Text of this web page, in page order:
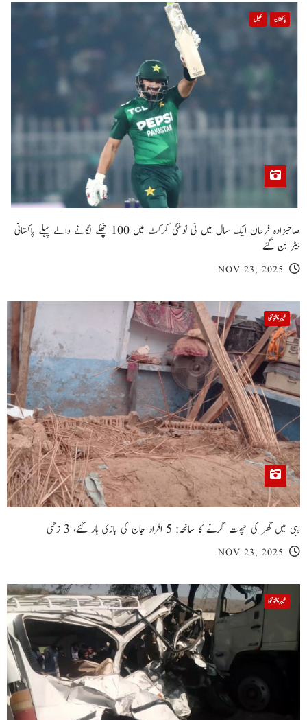
پاکستان کھیل
صاحبزادہ فرحان ایک سال میں ٹی ٹوئنٹی کرکٹ میں 100 چھکے لگانے والے پہلے پاکستانی
بیٹر بن گئے
NOV 23, 2025
خیبر پختونخوا
پبی میں گھر کی چھت گرنے کا سانحہ: 5 افراد جان کی بازی ہار گئے، 3 زخمی
NOV 23, 2025
خیبر پختونخوا